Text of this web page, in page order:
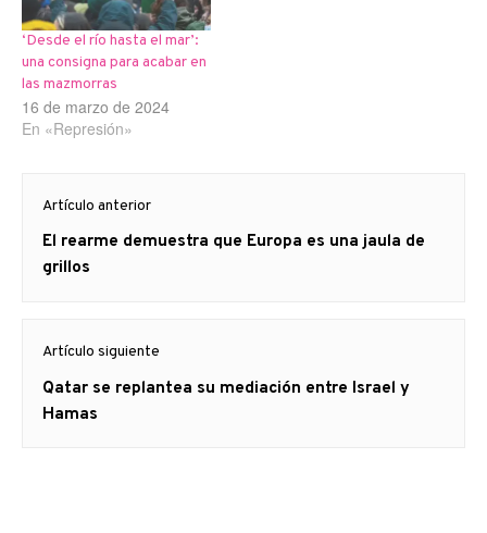
‘Desde el río hasta el mar’:
una consigna para acabar en
las mazmorras
16 de marzo de 2024
En «Represión»
de
entradas
Artículo anterior
Artículo
anterior
El rearme demuestra que Europa es una jaula de
grillos
Artículo siguiente
Artículo
siguiente:
Qatar se replantea su mediación entre Israel y
Hamas